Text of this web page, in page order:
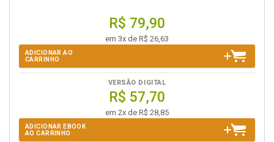
R$ 79,90
em 3x de R$ 26,63
ADICIONAR AO
CARRINHO
VERSÃO DIGITAL
R$ 57,70
em 2x de R$ 28,85
ADICIONAR EBOOK
AO CARRINHO